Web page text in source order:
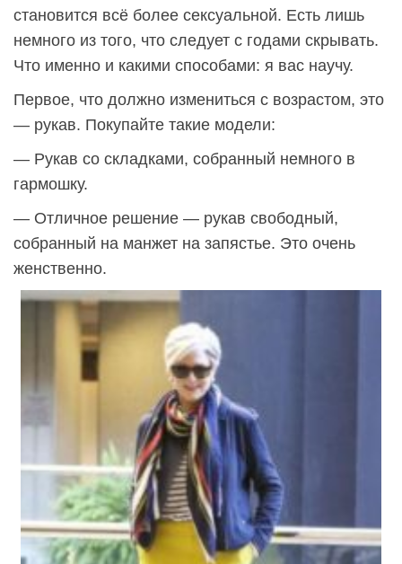
становится всё более сексуальной. Есть лишь
немного из того, что следует с годами скрывать.
Что именно и какими способами: я вас научу.
Первое, что должно измениться с возрастом, это
— рукав. Покупайте такие модели:
— Рукав со складками, собранный немного в
гармошку.
— Отличное решение — рукав свободный,
собранный на манжет на запястье. Это очень
женственно.